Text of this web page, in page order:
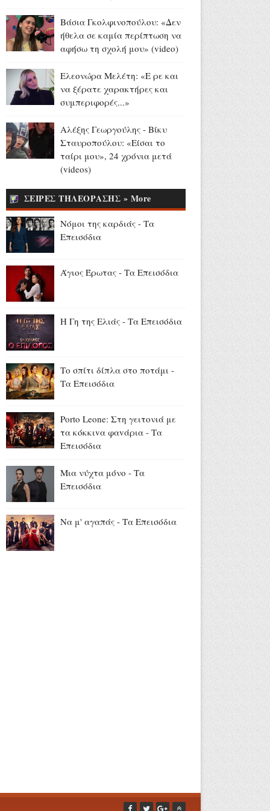
Η Αποστολία Ζώη ποζάρει με
το μαγιό της - «Χαρούμενη,
γεμάτη αλμύρα» (photos)
Βόρεια Καρολίνα: Ένοπλη
επίθεση σε σπίτι - Τρεις νεκροί
Αύγουστος 05, 2026
Το Υπουργείο Παιδείας
αποχαιρετά τον Θοδωρή
Αύγουστος 05, 2026
Υψηλές πτήσεις για το
ERTFLIX: 22.551.894 views
Νίκος Υποφάντης -
επιστρέφει στις 31 Αυγούστου
Τρίπολη: Εξιχνιάστηκαν
απάτες με λεία 40.000 ευρώ
Βάσια Γκολφινοπούλου: «Δεν
ήθελα σε καμία περίπτωση να
αφήσω τη σχολή μου» (video)
Ελεονώρα Μελέτη: «Ε ρε και
να ξέρατε χαρακτήρες και
συμπεριφορές...»
Αλέξης Γεωργούλης - Βίκυ
Σταυροπούλου: «Είσαι το
ταίρι μου», 24 χρόνια μετά
(videos)
ΣΕΙΡΕΣ ΤΗΛΕΟΡΑΣΗΣ » More
Νόμοι της καρδιάς - Τα
Επεισόδια
Άγιος Έρωτας - Τα Επεισόδια
Η Γη της Ελιάς - Τα Επεισόδια
Το σπίτι δίπλα στο ποτάμι -
Τα Επεισόδια
Porto Leone: Στη γειτονιά με
τα κόκκιvα φαvάρια - Τα
Επεισόδια
Μια νύχτα μόνο - Τα
Επεισόδια
Να μ' αγαπάς - Τα Επεισόδια